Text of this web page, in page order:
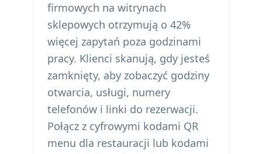
firmowych na witrynach
sklepowych otrzymują o 42%
więcej zapytań poza godzinami
pracy. Klienci skanują, gdy jesteś
zamknięty, aby zobaczyć godziny
otwarcia, usługi, numery
telefonów i linki do rezerwacji.
Połącz z cyfrowymi kodami QR
menu dla restauracji lub kodami